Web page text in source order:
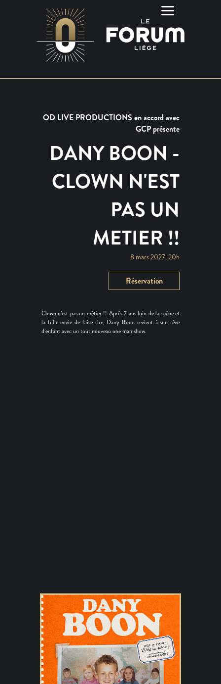
OD LIVE PRODUCTIONS en accord avec
GCP présente
DANY BOON -
CLOWN N'EST
PAS UN
METIER !!
8 mars 2027, 20h
Réservation
Clown n’est pas un métier !! Après 7 ans loin de la scène et
la folle envie de faire rire, Dany Boon revient à son rêve
d’enfant avec un tout nouveau one man show.